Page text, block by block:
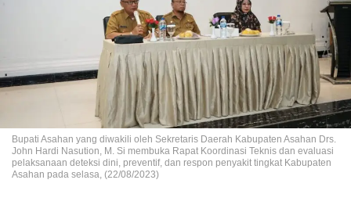
Bupati Asahan yang diwakili oleh Sekretaris Daerah Kabupaten Asahan Drs.
John Hardi Nasution, M. Si membuka Rapat Koordinasi Teknis dan evaluasi
pelaksanaan deteksi dini, preventif, dan respon penyakit tingkat Kabupaten
Asahan pada selasa, (22/08/2023)